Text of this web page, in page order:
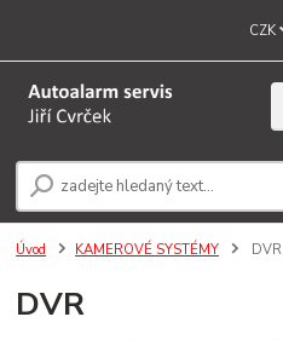
CZK
Úvod KAMEROVÉ SYSTÉMY DVR
DVR